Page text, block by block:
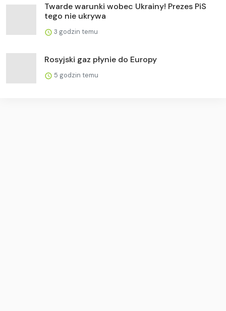
Twarde warunki wobec Ukrainy! Prezes PiS
tego nie ukrywa
3 godzin temu
Rosyjski gaz płynie do Europy
5 godzin temu